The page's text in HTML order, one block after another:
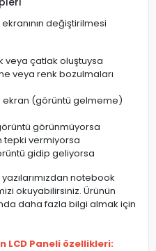
değiştirilmesi
veya çatlak oluştuysa
veya renk bozulmaları
ekran (görüntü gelmeme)
görünmüyorsa
tepki vermiyorsa
gidip geliyorsa
notebook
okuyabilirsiniz. Ürünün
daha fazla bilgi almak için
LCD Paneli özellikleri: